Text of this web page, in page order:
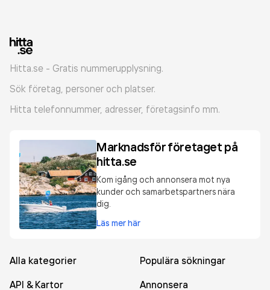
Hitta.se - Gratis nummerupplysning.
Sök företag, personer och platser.
Hitta telefonnummer, adresser, företagsinfo mm.
Marknadsför företaget på
hitta.se
Kom igång och annonsera mot nya
kunder och samarbetspartners nära
dig.
Läs mer här
Alla kategorier
Populära sökningar
API & Kartor
Annonsera